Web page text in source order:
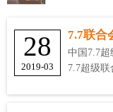
28
2019-03
7.7联合
中国7.7超
7.7超级